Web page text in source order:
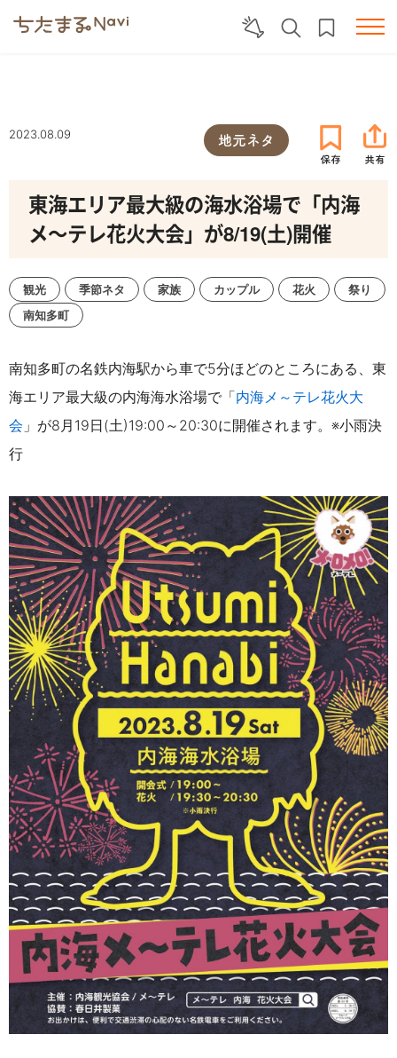
2023.08.09 地元ネタ
東海エリア最大級の海水浴場で「内海
メ～テレ花火大会」が8/19(土)開催
観光 季節ネタ 家族 カップル 花火
祭り
南知多町
南知多町の名鉄内海駅から車で5分ほどのところにある、東
海エリア最大級の内海海水浴場で「内海メ～テレ花火大
会 」が8月19日(土)19:00～20:30に開催されます。※小雨決
行